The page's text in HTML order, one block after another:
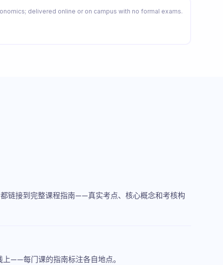
delivered online or on campus with no formal exams.
链接到完整课程指南——真实考点、核心概念和考核构
——每门课的指南标注各自地点。